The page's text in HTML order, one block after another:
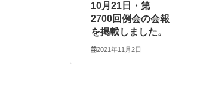
10月21日・第
2700回例会の会報
を掲載しました。
2021年11月2日